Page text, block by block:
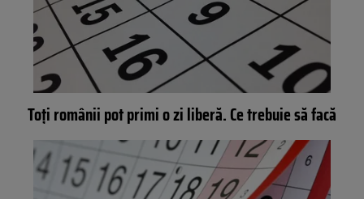
Toți românii pot primi o zi liberă. Ce trebuie să facă